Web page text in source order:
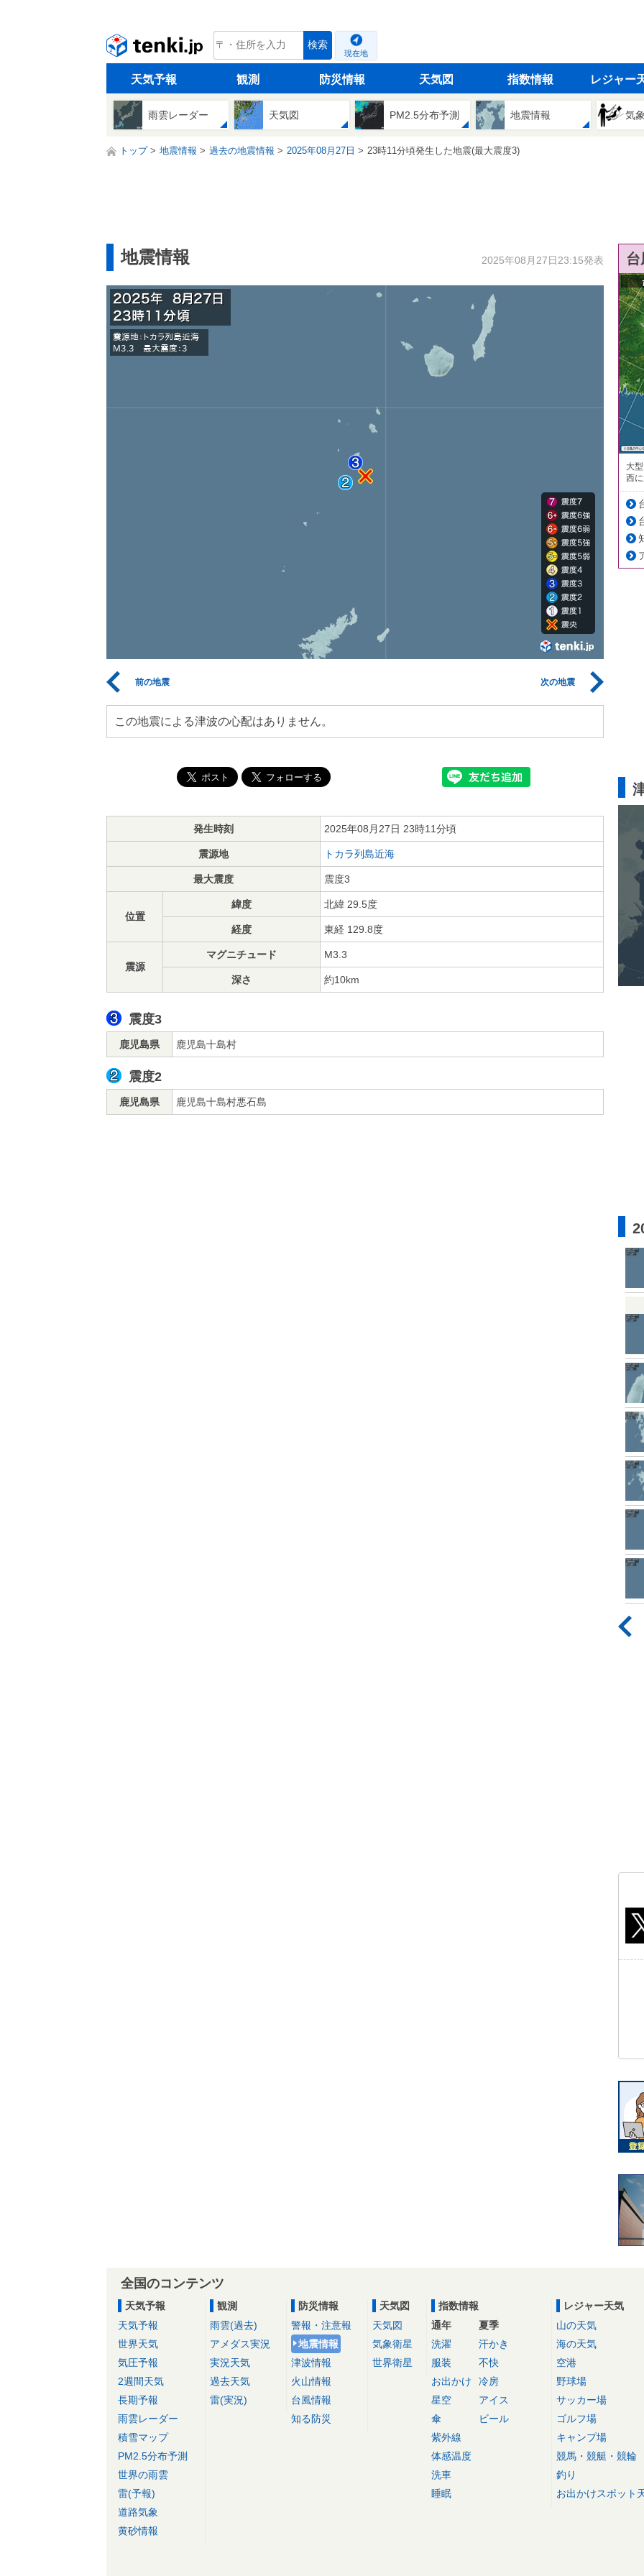
tenki.jp 検索
現在地
天気予報 観測 防災情報 天気図 指数情報 レジャー
雨雲レーダー 天気図 PM2.5分布予測 地震情報 気
トップ 地震情報 過去の地震情報 2025年08月27日 23時11分頃発生した地震(最大震度3)
地震情報 2025年08月27日23:15発表
前の地震 次の地震
この地震による津波の心配はありません。
発生時刻 2025年08月27日 23時11分頃
震源地 トカラ列島近海
最大震度 震度3
位置
緯度 北緯 29.5度
経度 東経 129.8度
震源
マグニチュード M3.3
深さ 約10km
震度3
鹿児島県 鹿児島十島村
震度2
鹿児島県 鹿児島十島村悪石島
大
西
全国のコンテンツ
天気予報
天気予報
世界天気
気圧予報
2週間天気
長期予報
雨雲レーダー
積雪マップ
PM2.5分布予測
世界の雨雲
雷(予報)
道路気象
黄砂情報
観測
雨雲(過去)
アメダス実況
実況天気
過去天気
雷(実況)
防災情報
警報・注意報
地震情報
津波情報
火山情報
台風情報
知る防災
天気図
天気図
気象衛星
世界衛星
指数情報
通年
洗濯
服装
お出かけ
星空
傘
紫外線
体感温度
洗車
睡眠
夏季
汗かき
不快
冷房
アイス
ビール
レジャー天気
山の天気
海の天気
空港
野球場
サッカー場
ゴルフ場
キャンプ場
競馬・競艇・競輪
釣り
お出かけスポット